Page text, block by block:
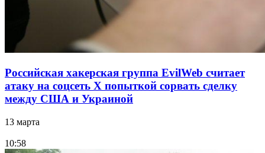
Российская хакерская группа EvilWeb считает
атаку на соцсеть Х попыткой сорвать сделку
между США и Украиной
13 марта
10:58